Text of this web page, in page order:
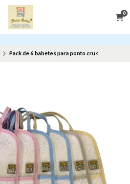
0
Pack de 6 babetes para ponto cru<